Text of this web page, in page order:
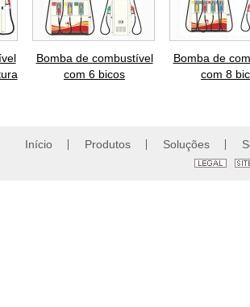
Bomba de combustível
com 6 bicos
Bomba de
com 8
Início Produtos Soluções